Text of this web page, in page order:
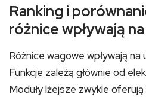
Ranking i
różnice wpływają
Różnice wagowe wpływają
Funkcje zależą głównie od
Moduły lżejsze zwykle